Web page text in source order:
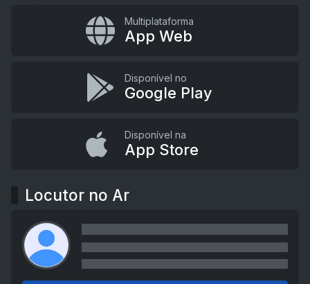
Multiplataforma
App Web
Disponível no
Google Play
Disponível na
App Store
Locutor no Ar